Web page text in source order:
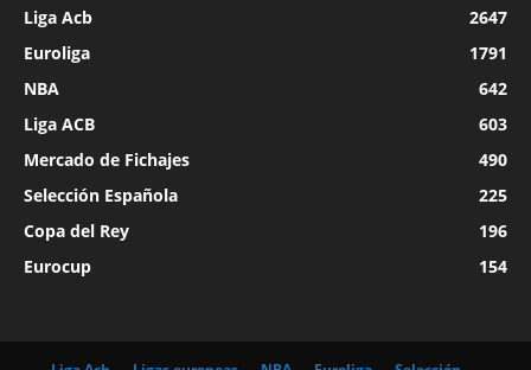
Liga Acb
2647
Euroliga
1791
NBA
642
Liga ACB
603
Mercado de Fichajes
490
Selección Española
225
Copa del Rey
196
Eurocup
154